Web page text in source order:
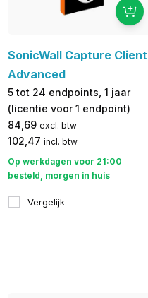
SonicWall Capture Client
Advanced
5 tot 24 endpoints, 1 jaar
(licentie voor 1 endpoint)
84,69 excl. btw
102,47 incl. btw
Op werkdagen voor 21:00
besteld, morgen in huis
Vergelijk